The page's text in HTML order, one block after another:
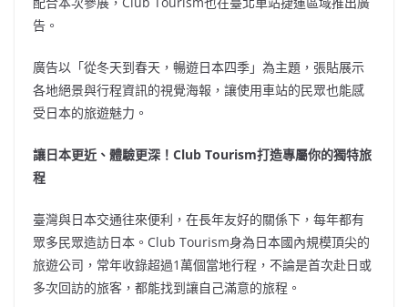
告。
廣告以「從冬天到春天，暢遊日本四季」為主題，張貼展示
各地絕景與行程資訊的視覺海報，讓使用車站的民眾也能感
受日本的旅遊魅力。
讓日本更近、體驗更深！ Club Tourism打造專屬你的獨特旅
程
臺灣與日本交通往來便利，在長年友好的關係下，每年都有
眾多民眾造訪日本。Club Tourism身為日本國內規模頂尖的
旅遊公司，常年收錄超過1萬個當地行程，不論是首次赴日或
多次回訪的旅客，都能找到讓自己滿意的旅程。